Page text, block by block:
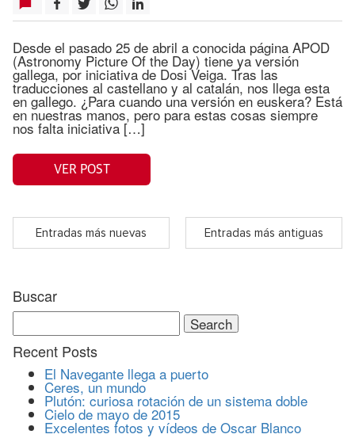
Desde el pasado 25 de abril a conocida página APOD
(Astronomy Picture Of the Day) tiene ya versión
gallega, por iniciativa de Dosi Veiga. Tras las
traducciones al castellano y al catalán, nos llega esta
en gallego. ¿Para cuando una versión en euskera? Está
en nuestras manos, pero para estas cosas siempre
nos falta iniciativa […]
VER POST
Entradas más nuevas Entradas más antiguas
Buscar
Search
for:
Recent Posts
El Navegante llega a puerto
Ceres, un mundo
Plutón: curiosa rotación de un sistema doble
Cielo de mayo de 2015
Excelentes fotos y vídeos de Oscar Blanco